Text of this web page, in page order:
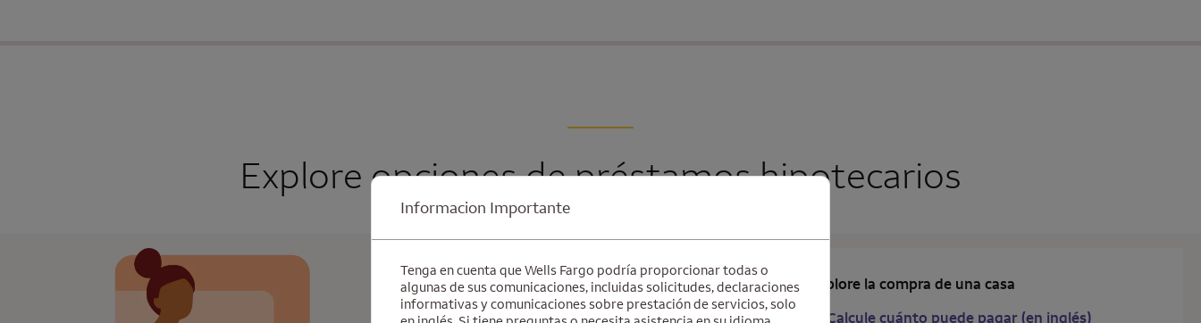
Explore opciones de préstamos hipotecarios
Compra de una casa
Explore la compra de una casa
Calcule cuánto puede pagar (en inglés)
Informacion Importante
Tenga en cuenta que Wells Fargo podría proporcionar todas o
algunas de sus comunicaciones, incluidas solicitudes, declaraciones
informativas y comunicaciones sobre prestación de servicios, solo